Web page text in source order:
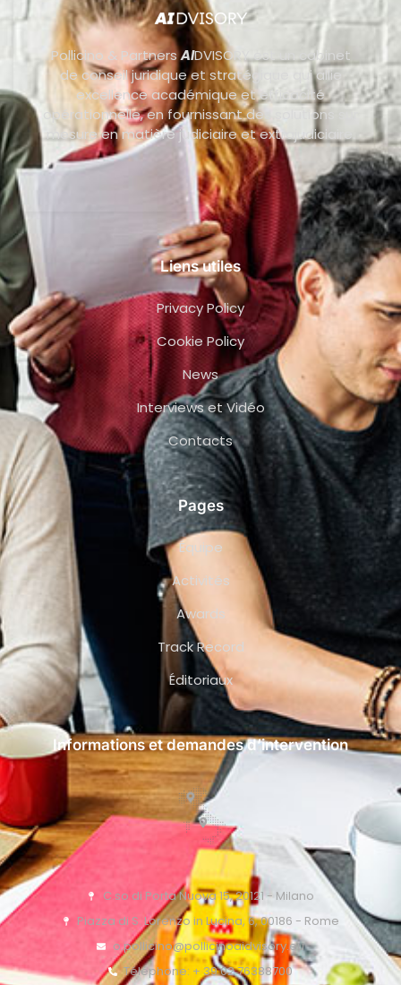
Pollicino & PartnersAIDVISORY est un cabinet
de conseil juridique et stratégique qui allie
excellence académique et efficacité
opérationnelle, en fournissant des solutions sur
mesure en matière judiciaire et extrajudiciaire.
Liens utiles
Privacy Policy
Cookie Policy
News
Interviews et Vidéo
Contacts
Pages
Équipe
Activités
Awards
Track Record
Éditoriaux
Informations et demandes d’intervention
C.so di Porta Nuova 15, 20121 - Milano
Piazza di S. Lorenzo in Lucina, 6, 00186 - Rome
o.pollicino@pollicinoaidvisory.eu
Téléphone: + 39 02 76388700